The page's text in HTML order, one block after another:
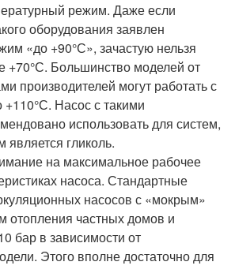
режим. Даже если
оборудования заявлен
«до +90°С», зачастую нельзя
+70°С. Большинство моделей от
производителей могут работать с
Насос с такими
использовать для систем,
является гликоль.
на максимальное рабочее
насоса. Стандартные
насосов с «мокрым»
отопления частных домов и
бар в зависимости от
Этого вполне достаточно для